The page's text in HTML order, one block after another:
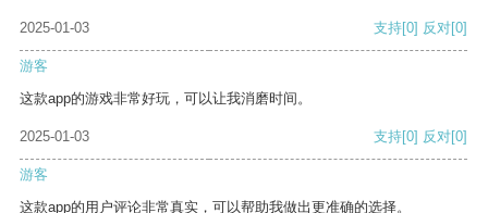
2025-01-03 支持[0] 反对[0]
游客
这款app的游戏非常好玩，可以让我消磨时间。
2025-01-03 支持[0] 反对[0]
游客
这款app的用户评论非常真实，可以帮助我做出更准确的选择。